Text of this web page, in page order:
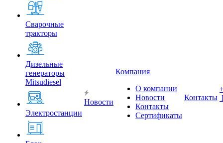
Сварочные
тракторы
Дизельные
генераторы
Mitsudiesel
Электростанции
Новости
Компания
О компании
Новости
Контакты
Сертификаты
Контакты